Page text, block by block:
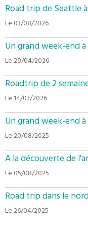
Road trip de Seattle
Le 03/08/2026
Un grand week-end
Le 29/04/2026
Roadtrip de 2
Le 14/03/2026
Un grand week-end
Le 20/08/2025
A la découverte de
Le 05/08/2025
Road trip dans le
Le 26/04/2025